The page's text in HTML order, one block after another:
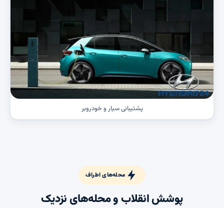
پشتیبانی سیار و خودروبر
محله‌های اطراف
پوشش انقلاب و محله‌های نزدیک